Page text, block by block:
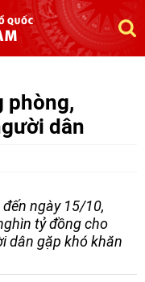
phòng,
dân
ngày 15/10,
tỷ đồng cho
dân gặp khó khăn